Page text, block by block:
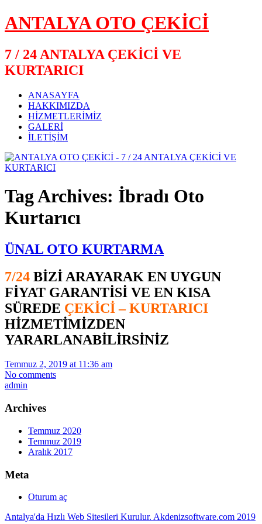
ANTALYA OTO ÇEKİCİ
7 / 24 ANTALYA ÇEKİCİ VE
KURTARICI
ANASAYFA
HAKKIMIZDA
HİZMETLERİMİZ
GALERİ
İLETİŞİM
Tag Archives: İbradı Oto
Kurtarıcı
ÜNAL OTO KURTARMA
7/24 BİZİ ARAYARAK EN UYGUN
FİYAT GARANTİSİ VE EN KISA
SÜREDE ÇEKİCİ – KURTARICI
HİZMETİMİZDEN
YARARLANABİLİRSİNİZ
Temmuz 2, 2019 at 11:36 am
No comments
admin
Archives
Temmuz 2020
Temmuz 2019
Aralık 2017
Meta
Oturum aç
Antalya'da Hızlı Web Sitesileri Kurulur. Akdenizsoftware.com 2019